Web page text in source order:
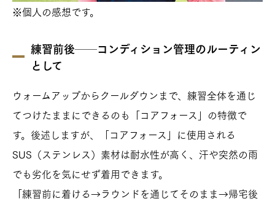
※個人の感想です。
練習前後──コンディション管理のルーティン
として
ウォームアップからクールダウンまで、練習全体を通じ
てつけたままにできるのも「コアフォース」の特徴で
す。後述しますが、「コアフォース」に使用される
SUS（ステンレス）素材は耐水性が高く、汗や突然の雨
でも劣化を気にせず着用できます。
「練習前に着ける→ラウンドを通じてそのまま→帰宅後